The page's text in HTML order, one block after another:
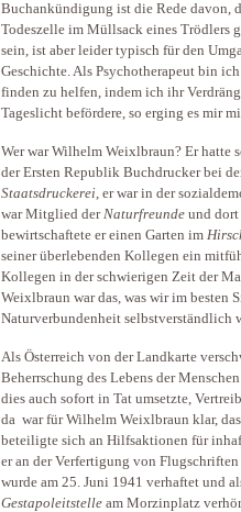
Buchankündigung ist die Rede davon,
Todeszelle im Müllsack eines Trödlers
sein, ist aber leider typisch für den
Geschichte. Als Psychotherapeut bin
finden zu helfen, indem ich ihr
Tageslicht befördere, so erging es mir
Wer war Wilhelm Weixlbraun? Er hatte
der Ersten Republik Buchdrucker bei
Staatsdruckerei, er war in der
war Mitglied derNaturfreunde und dort
bewirtschaftete er einen Garten im
seiner überlebenden Kollegen ein
Kollegen in der schwierigen Zeit der
Weixlbraun war das, was wir im besten
Naturverbundenheit selbstverständlich
Als Österreich von der Landkarte
Beherrschung des Lebens der
dies auch sofort in Tat umsetzte,
da war für Wilhelm Weixlbraun klar,
beteiligte sich an Hilfsaktionen für
er an der Verfertigung von
wurde am 25. Juni 1941 verhaftet und
Gestapoleitstelle am Morzinplatz